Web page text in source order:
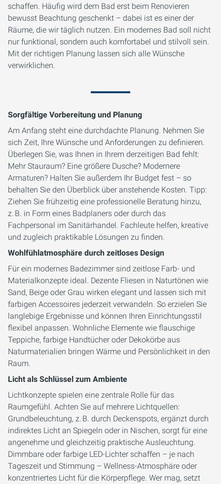
schaffen. Häufig wird dem Bad erst beim Renovieren
bewusst Beachtung geschenkt – dabei ist es einer der
Räume, die wir täglich nutzen. Ein modernes Bad soll nicht
nur funktional, sondern auch komfortabel und stilvoll sein.
Mit der richtigen Planung lassen sich alle Wünsche
verwirklichen.
Sorgfältige Vorbereitung und Planung
Am Anfang steht eine durchdachte Planung. Nehmen Sie
sich Zeit, Ihre Wünsche und Anforderungen zu definieren.
Überlegen Sie, was Ihnen in Ihrem derzeitigen Bad fehlt:
Mehr Stauraum? Eine größere Dusche? Modernere
Armaturen? Halten Sie außerdem Ihr Budget fest – so
behalten Sie den Überblick über anstehende Kosten. Tipp:
Ziehen Sie frühzeitig eine professionelle Beratung hinzu,
z. B. in Form eines Badplaners oder durch das
Fachpersonal im Sanitärhandel. Fachleute helfen, kreative
und zugleich praktikable Lösungen zu finden.
Wohlfühlatmosphäre durch zeitloses Design
Für ein modernes Badezimmer sind zeitlose Farb- und
Materialkonzepte ideal. Dezente Fliesen in Naturtönen wie
Sand, Beige oder Grau wirken elegant und lassen sich mit
farbigen Accessoires jederzeit verwandeln. So erzielen Sie
langlebige Ergebnisse und können Ihren Einrichtungsstil
flexibel anpassen. Wohnliche Elemente wie flauschige
Teppiche, farbige Handtücher oder Dekokörbe aus
Naturmaterialien bringen Wärme und Persönlichkeit in den
Raum.
Licht als Schlüssel zum Ambiente
Lichtkonzepte spielen eine zentrale Rolle für das
Raumgefühl. Achten Sie auf mehrere Lichtquellen:
Grundbeleuchtung, z. B. durch Deckenspots, ergänzt durch
indirektes Licht an Spiegeln oder in Nischen, sorgt für eine
angenehme und gleichzeitig praktische Ausleuchtung.
Dimmbare oder farbige LED-Lichter schaffen – je nach
Tageszeit und Stimmung – Wellness-Atmosphäre oder
konzentriertes Licht für die Körperpflege. Wer mag, setzt